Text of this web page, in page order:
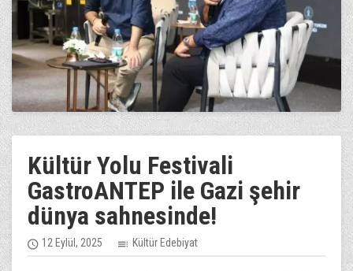
Kültür Yolu Festivali
GastroANTEP ile Gazi şehir
dünya sahnesinde!
12 Eylül, 2025 Kültür Edebiyat